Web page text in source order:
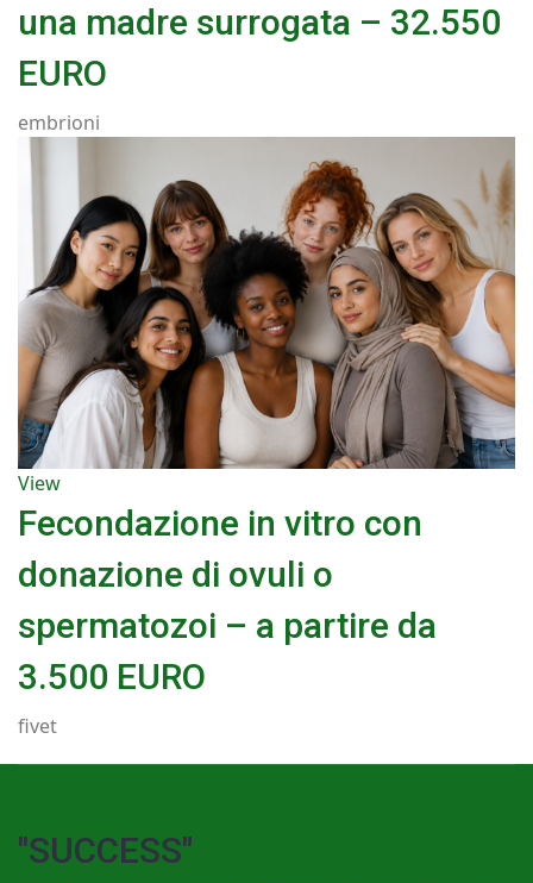
una madre surrogata – 32.550
EURO
embrioni
View
Fecondazione in vitro con
donazione di ovuli o
spermatozoi – a partire da
3.500 EURO
fivet
"SUCCESS"